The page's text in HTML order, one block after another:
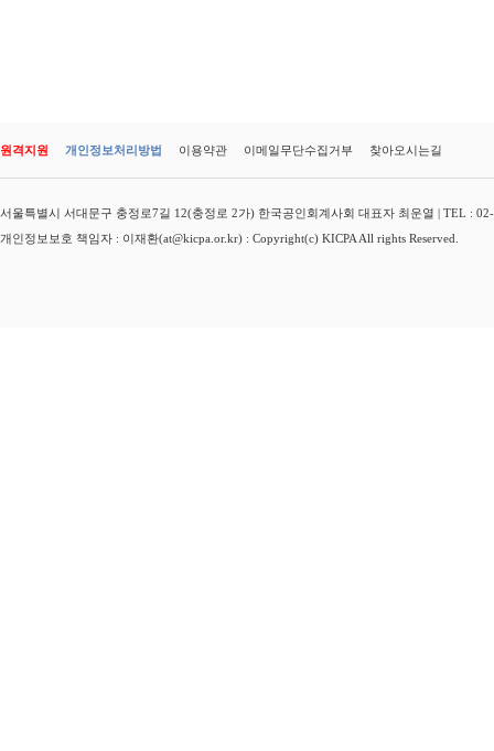
원격지원 개인정보처리방법 이용약관 이메일무단수집거부 찾아오시는길
서울특별시 서대문구 충정로7길 12(충정로 2가) 한국공인회계사회 대표자 최운열 | TEL :
개인정보보호 책임자 : 이재환(at@kicpa.or.kr) : Copyright(c) KICPA All rights Reserved.